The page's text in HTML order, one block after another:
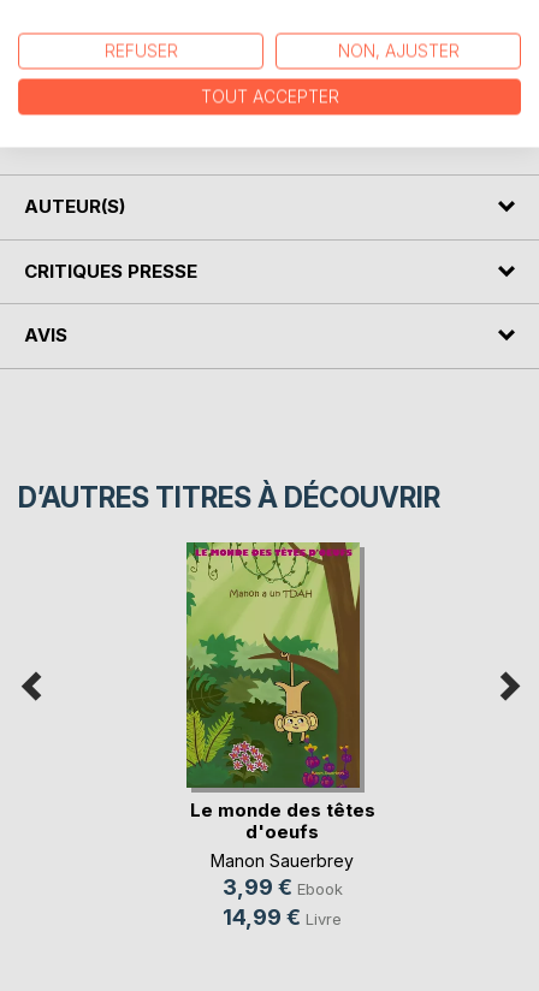
Swann, avance vers l'avenir.
Il est accompagné de son chat et garde dans sa poche ce
qui le relie au réconfort de l'enfance.
C'est Le Chat qui commente le périple en nous invitant à
AUTEUR(S)
CRITIQUES PRESSE
AVIS
D’AUTRES TITRES À DÉCOUVRIR
Le monde des têtes
d'oeufs
Manon Sauerbrey
3,99 € Ebook
14,99 € Livre
REFUSER NON, AJUSTER
TOUT ACCEPTER